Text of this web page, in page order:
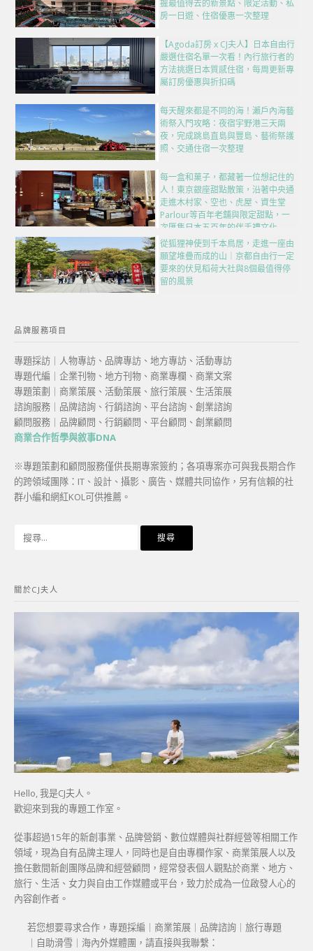
握最值得去的新景點、限定活動、私
房一日遊、住宿優惠一次整理
【Agoda訂房 x CJ夫人】日本自由行
嚴選住宿名單一次看！內行旅行者的
方法挑選日本質感住宿，每周更新專
屬訂房優惠與折扣碼
每天醒來都是不同的海！瀨戶內海藝
術祭入門攻略：夜宿宇野港三天兩
夜，完成跳島直島與豐島、藝術祭護
照、交通住宿一次整理
每一盒和菓子，都藏著一位想記住的
人！東京銀座甜點散策，沿著中央通
走進木村家、空也、虎屋、資生堂
Parlour等百年老舖與限定甜點，一
次匯集日本五百年的伴手禮文化
從狐狸神使到千本鳥居，走進一座由
願望堆疊而成的山｜京都自由行一定
要來的伏見稻荷大社與8個最值得停
留的風景
品牌服務項目
專題採訪｜人物專訪、品牌專訪、地方專訪、活動專訪
專題代編｜企業刊物、地方刊物、商業專欄、商業文案
專題策劃｜商業策展、活動策展、旅行策展、生活策展
諮詢服務｜品牌諮詢、行銷諮詢、平台諮詢、創業諮詢
顧問服務｜品牌顧問、行銷顧問、平台顧問、創業顧問
商業合作哲學與敘事DNA
※專題策劃和顧問服務僅供長期專案簽約；各項專案亦可與我長期合作
的跨領域團隊：IT、設計、攝影、廣告、媒體共同協作，另有信賴的社
群小編和網紅KOL可供推薦。
字:
關於CJ夫人
Hello, 我是CJ夫人。
歡迎來到我的專題工作室。
從事超過15年的新創事業、品牌營銷、數位媒體與社群經營等相關工作
領域，現為自有品牌主理人，同時也是自由專欄作家、商業策展人以及
擔任數間新創團隊品牌和經營顧問，經常發表個人觀點於商業、地方、
旅行、生活、女力與自由工作媒體或平台，致力於成為一位啟發人心的
內容創作者。
若您想要尋求合作，專題採編｜商業策展｜品牌諮詢｜旅行專題
｜自助滑雪｜海內外媒體團，請直接與我聯繫：